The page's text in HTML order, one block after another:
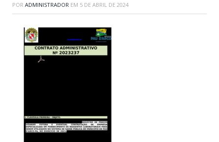
POR ADMINISTRADOR EM 5 DE ABRIL DE 2024